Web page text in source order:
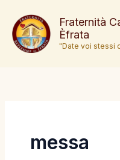
contenuto
Fraternità
Èfrata
"Date voi stessi
messa